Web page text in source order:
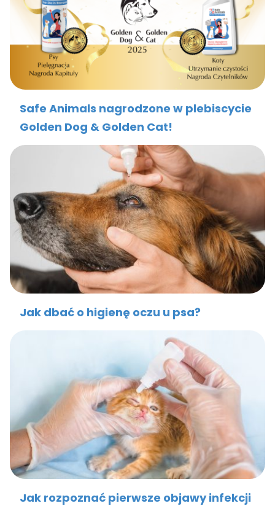
Safe Animals nagrodzone w plebiscycie
Golden Dog & Golden Cat!
Jak dbać o higienę oczu u psa?
Jak rozpoznać pierwsze objawy infekcji